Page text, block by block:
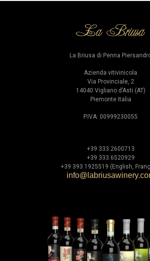
La Briusa di Penna
Azienda vitivinicola
Via Provinciale, 2
14040 Vigliano d’Asti (AT)
Piemonte Italia
P.IVA: 00999230055
+39 333.2600713
+39 333.6520929
+39 393.1925519 (English,